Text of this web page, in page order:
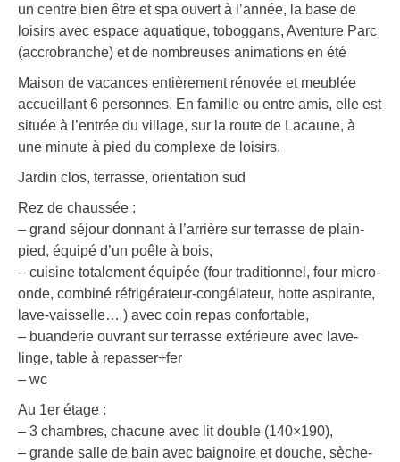
un centre bien être et spa ouvert à l’année, la base de
loisirs avec espace aquatique, toboggans, Aventure Parc
(accrobranche) et de nombreuses animations en été
Maison de vacances entièrement rénovée et meublée
accueillant 6 personnes. En famille ou entre amis, elle est
située à l’entrée du village, sur la route de Lacaune, à
une minute à pied du complexe de loisirs.
Jardin clos, terrasse, orientation sud
Rez de chaussée :
– grand séjour donnant à l’arrière sur terrasse de plain-
pied, équipé d’un poêle à bois,
– cuisine totalement équipée (four traditionnel, four micro-
onde, combiné réfrigérateur-congélateur, hotte aspirante,
lave-vaisselle… ) avec coin repas confortable,
– buanderie ouvrant sur terrasse extérieure avec lave-
linge, table à repasser+fer
– wc
Au 1er étage :
– 3 chambres, chacune avec lit double (140×190),
– grande salle de bain avec baignoire et douche, sèche-